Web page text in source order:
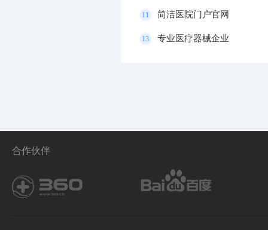
11 简洁医院门户官网
13 专业医疗器械企业
合作伙伴